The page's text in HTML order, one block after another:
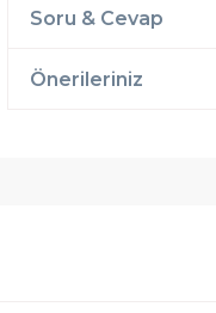
Soru & Cevap
Önerileriniz